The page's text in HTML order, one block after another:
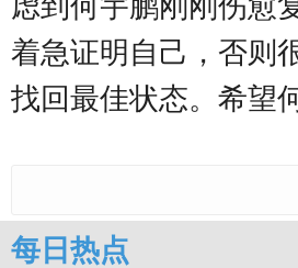
着急证明自己，否则
找回最佳状态。希望
每日热点